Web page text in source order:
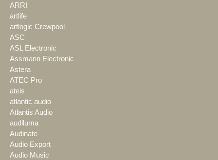
ARRI
artlife
artlogic Crewpool
ASC
ASL Electronic
Assmann Electronic
Astera
ATEC Pro
ateis
atlantic audio
Atlantis Audio
audiluma
Audinate
Audio Export
Audio Music